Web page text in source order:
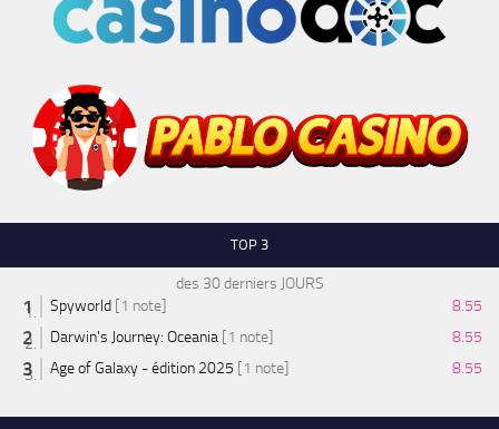
TOP 3
des 30 derniers JOURS
Spyworld [1 note]
8.55
Darwin's Journey: Oceania [1 note]
8.55
Age of Galaxy - édition 2025 [1 note] 8.55